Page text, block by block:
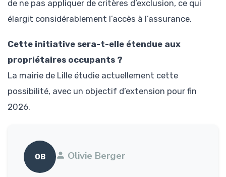
de ne pas appliquer de critères d’exclusion, ce qui
élargit considérablement l’accès à l’assurance.
Cette initiative sera-t-elle étendue aux
propriétaires occupants ?
La mairie de Lille étudie actuellement cette
possibilité, avec un objectif d’extension pour fin
2026.
OB Olivie Berger